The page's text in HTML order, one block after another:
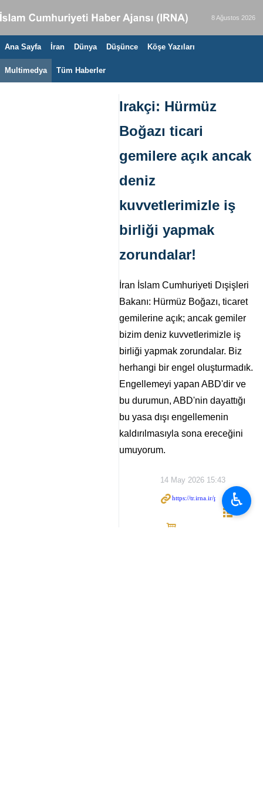
8 Ağustos 2026
Ana Sayfa İran Dünya Düşünce Köşe Yazıları
Multimedya Tüm Haberler
Irakçi: Hürmüz
Boğazı ticari
gemilere açık ancak
deniz
kuvvetlerimizle iş
birliği yapmak
zorundalar!
İran İslam Cumhuriyeti Dışişleri
Bakanı: Hürmüz Boğazı, ticaret
gemilerine açık; ancak gemiler
bizim deniz kuvvetlerimizle iş
birliği yapmak zorundalar. Biz
herhangi bir engel oluşturmadık.
Engellemeyi yapan ABD'dir ve
bu durumun, ABD'nin dayattığı
bu yasa dışı engellemenin
kaldırılmasıyla sona ereceğini
umuyorum.
14 May 2026 15:43
♿︎